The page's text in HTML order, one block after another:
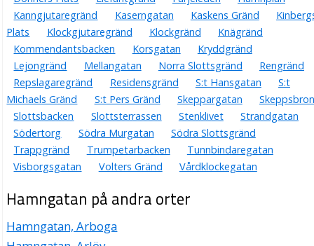
0498-278460
Hamngatan 3, 62157 Visby
Kultudralen AB
Ivar Lennart Lindgren
Hamngatan 3, 62157 Visby
Svensk Totalredovisning STOR i Visby AB
Dag Erik Nilsson
0498-216888
Hamngatan 3, 62157 Visby
Erik Magnus Gustaf Ullman
0498-278460
Hamngatan 3, 62157 Visby
Kanngjutaregränd
Kaserngatan Kaskens Gränd
Plats
Klockgjutaregränd Klockgränd
Knägränd
Kommendantsbacken
Korsgatan
Kryddgränd
Lejongränd
Mellangatan Norra Slottsgränd
Rengränd
Repslagaregränd
Residensgränd S:t Hansgatan
S:t
Michaels Gränd
S:t Pers Gränd Skeppargatan
Skeppsbron
Slottsbacken
Slottsterrassen Stenklivet
Strandgatan
Södertorg
Södra Murgatan
Södra Slottsgränd
Trappgränd
Trumpetarbacken
Tunnbindaregatan
Visborgsgatan
Volters Gränd Vårdklockegatan
Hamngatan på andra orter
Hamngatan, Arboga